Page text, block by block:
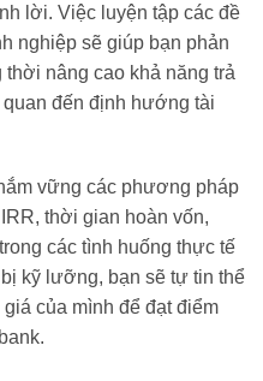
lời. Việc luyện tập các đề
nghiệp sẽ giúp bạn phản
nâng cao khả năng trả
đến định hướng tài
vững các phương pháp
thời gian hoàn vốn,
các tình huống thực tế
kỹ lưỡng, bạn sẽ tự tin thể
của mình để đạt điểm